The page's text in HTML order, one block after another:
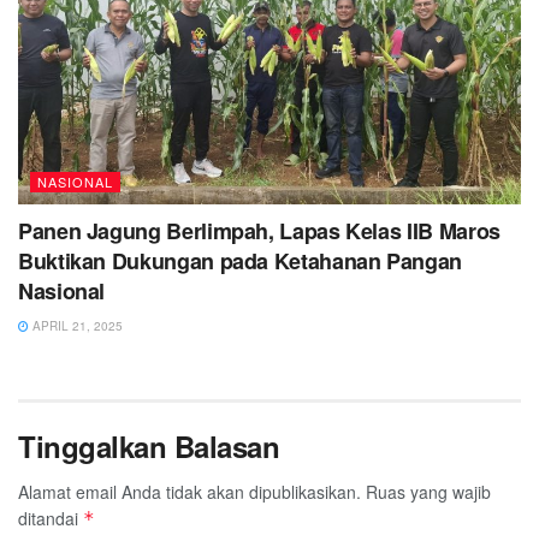
NASIONAL
Panen Jagung Berlimpah, Lapas Kelas IIB Maros
Buktikan Dukungan pada Ketahanan Pangan
Nasional
APRIL 21, 2025
Tinggalkan Balasan
Alamat email Anda tidak akan dipublikasikan. Ruas yang wajib
ditandai *